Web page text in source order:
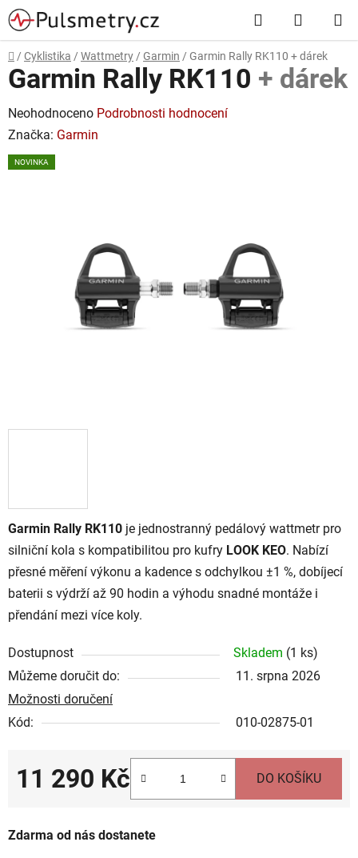
Přejít
na
obsah
Hledat
KOŠÍK
Domů
/ Cyklistika / Wattmetry / Garmin / Garmin Rally RK110 + dárek
Garmin Rally RK110 je jednostranný pedálový wattmetr pro
silniční kola s kompatibilitou pro kufry LOOK KEO. Nabízí
přesné měření výkonu a kadence s odchylkou ±1 %, dobíjecí
baterii s výdrží až 90 hodin a výhodu snadné montáže i
přendání mezi více koly.
Dostupnost Skladem (1 ks)
Můžeme doručit do:
11. srpna 2026
Možnosti doručení
Kód:
010-02875-01
11 290 Kč DO KOŠÍKU
Zdarma od nás dostanete
Garmin Rally RK110 + dárek
Průměrné
hodnocení
produktu
Neohodnoceno Podrobnosti hodnocení
Značka: Garmin
NOVINKA